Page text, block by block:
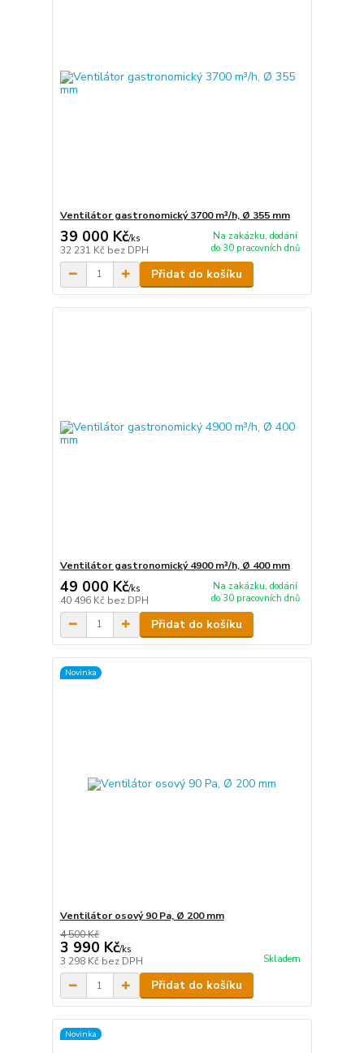
Ventilátor gastronomický 3700 m³/h, Ø 355 mm
39 000 Kč/ks
32 231 Kč bez DPH
Na zakázku, dodání
do 30 pracovních dnů
Přidat do košíku
Ventilátor gastronomický 4900 m³/h, Ø 400 mm
49 000 Kč/ks
40 496 Kč bez DPH
Na zakázku, dodání
do 30 pracovních dnů
Přidat do košíku
Novinka
Ventilátor osový 90 Pa, Ø 200 mm
4 500 Kč
3 990 Kč/ks
3 298 Kč bez DPH Skladem
Přidat do košíku
Novinka